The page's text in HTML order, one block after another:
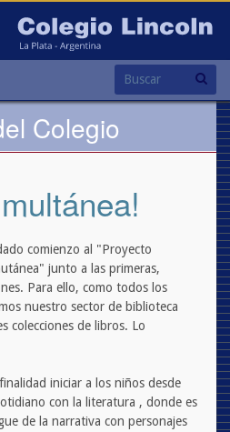
Colegio
comienzo al "Proyecto
junto a las primeras,
Para ello, como todos los
nuestro sector de biblioteca
colecciones de libros. Lo
iniciar a los niños desde
con la literatura , donde es
de la narrativa con personajes